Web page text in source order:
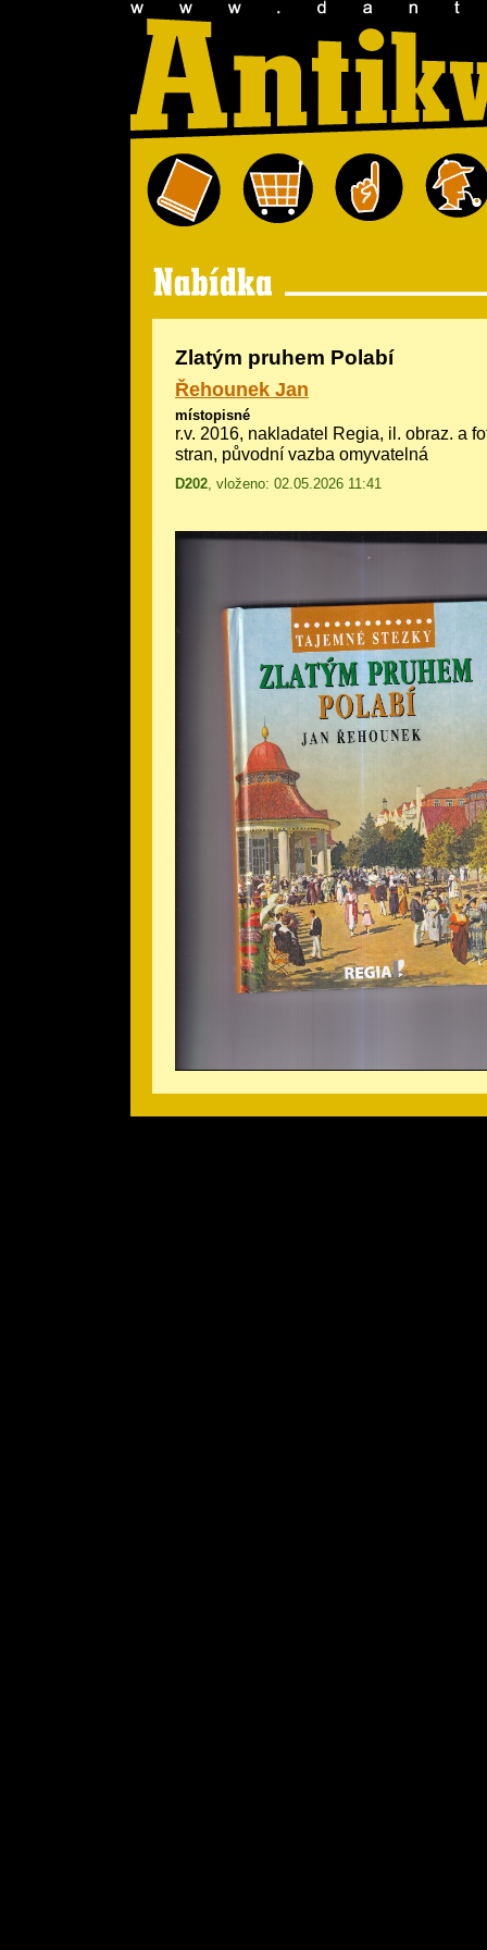
Zlatým pruhem Polabí
Řehounek Jan
místopisné
r.v. 2016, nakladatel Regia, il. obraz. a
stran, původní vazba omyvatelná
D202, vloženo: 02.05.2026 11:41